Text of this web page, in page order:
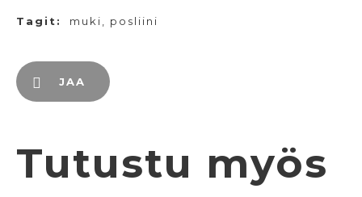
Tagit: muki posliini
JAA
Tutustu myös